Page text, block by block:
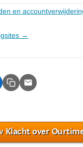
en
→
Klacht over